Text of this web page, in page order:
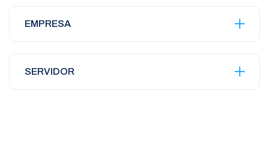
EMPRESA
SERVIDOR